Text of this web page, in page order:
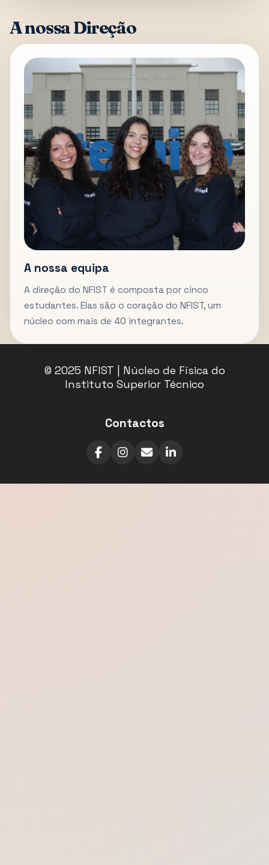
A nossa Direção
A nossa equipa
A direção do NFIST é composta por cinco
estudantes. Elas são o coração do NFIST, um
núcleo com mais de 40 integrantes.
© 2025 NFIST | Núcleo de Física do
Instituto Superior Técnico
Contactos